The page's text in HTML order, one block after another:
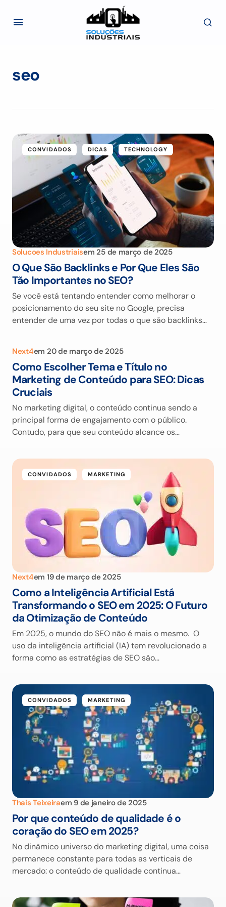
seo
CONVIDADOS DICAS TECHNOLOGY
Solucoes Industriaisem 25 de março de 2025
O Que São Backlinks e Por Que Eles São
Tão Importantes no SEO?
Se você está tentando entender como melhorar o
posicionamento do seu site no Google, precisa
entender de uma vez por todas o que são backlinks…
Next4em 20 de março de 2025
Como Escolher Tema e Título no
Marketing de Conteúdo para SEO: Dicas
Cruciais
No marketing digital, o conteúdo continua sendo a
principal forma de engajamento com o público.
Contudo, para que seu conteúdo alcance os…
CONVIDADOS MARKETING
Next4em 19 de março de 2025
Como a Inteligência Artificial Está
Transformando o SEO em 2025: O Futuro
da Otimização de Conteúdo
Em 2025, o mundo do SEO não é mais o mesmo. O
uso da inteligência artificial (IA) tem revolucionado a
forma como as estratégias de SEO são…
CONVIDADOS MARKETING
Thais Teixeiraem 9 de janeiro de 2025
Por que conteúdo de qualidade é o
coração do SEO em 2025?
No dinâmico universo do marketing digital, uma coisa
permanece constante para todas as verticais de
mercado: o conteúdo de qualidade continua…